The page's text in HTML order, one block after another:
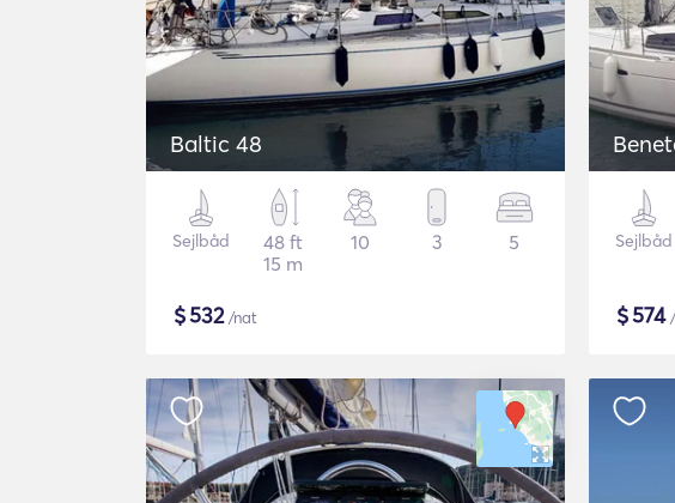
Baltic 48
Sejlbåd
48 ft
15 m
10 3 5
$532/nat
Sejlbåd
$574/